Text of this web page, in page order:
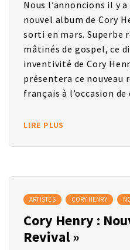
Nous l’annoncions il y
nouvel album de Cory
sorti en mars. Superbe
mâtinés de gospel, ce
inventivité de Cory
présentera ce nouveau
français à l’occasion
LIRE PLUS
ARTISTES CORY HENRY
Cory Henry :
Revival »